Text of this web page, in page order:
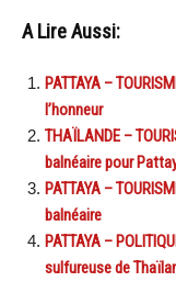
A Lire Aussi:
PATTAYA –
l’honneur
THAÏLANDE –
balnéaire pour
PATTAYA –
balnéaire
PATTAYA –
sulfureuse de